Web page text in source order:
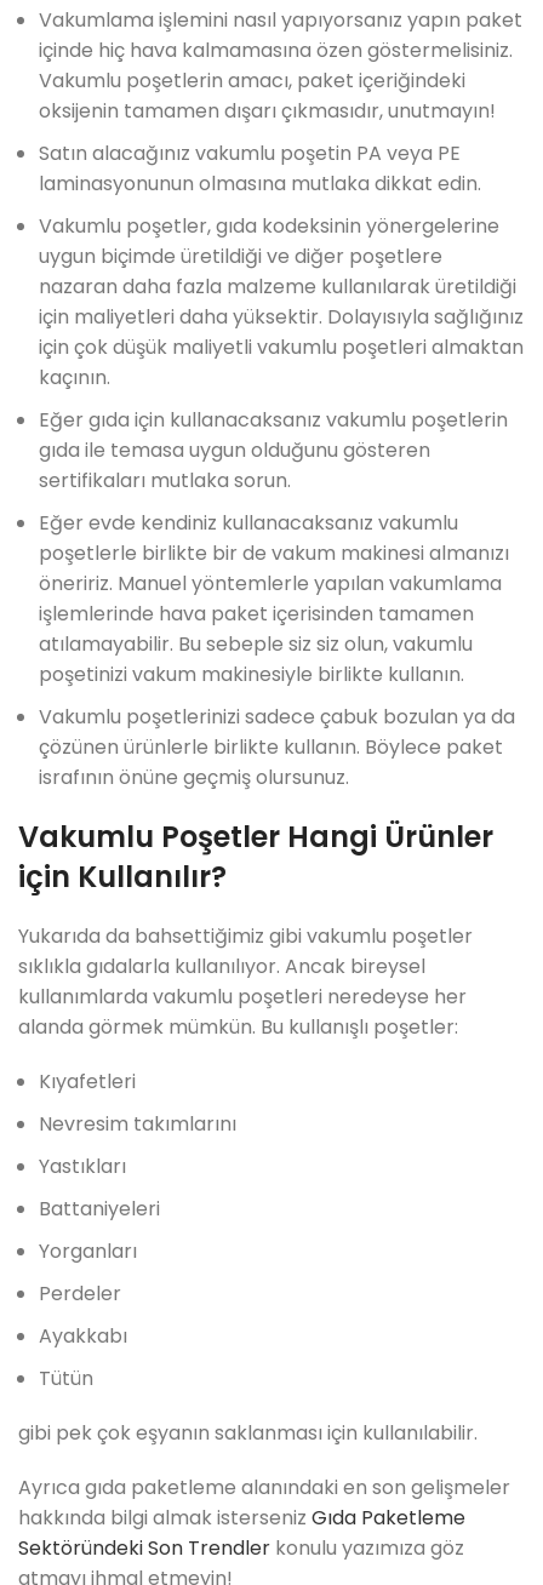
Vakumlama işlemini nasıl yapıyorsanız yapın paket
içinde hiç hava kalmamasına özen göstermelisiniz.
Vakumlu poşetlerin amacı, paket içeriğindeki
oksijenin tamamen dışarı çıkmasıdır, unutmayın!
Satın alacağınız vakumlu poşetin PA veya PE
laminasyonunun olmasına mutlaka dikkat edin.
Vakumlu poşetler, gıda kodeksinin yönergelerine
uygun biçimde üretildiği ve diğer poşetlere
nazaran daha fazla malzeme kullanılarak üretildiği
için maliyetleri daha yüksektir. Dolayısıyla sağlığınız
için çok düşük maliyetli vakumlu poşetleri almaktan
kaçının.
Eğer gıda için kullanacaksanız vakumlu poşetlerin
gıda ile temasa uygun olduğunu gösteren
sertifikaları mutlaka sorun.
Eğer evde kendiniz kullanacaksanız vakumlu
poşetlerle birlikte bir de vakum makinesi almanızı
öneririz. Manuel yöntemlerle yapılan vakumlama
işlemlerinde hava paket içerisinden tamamen
atılamayabilir. Bu sebeple siz siz olun, vakumlu
poşetinizi vakum makinesiyle birlikte kullanın.
Vakumlu poşetlerinizi sadece çabuk bozulan ya da
çözünen ürünlerle birlikte kullanın. Böylece paket
israfının önüne geçmiş olursunuz.
Vakumlu Poşetler Hangi Ürünler
için Kullanılır?
Yukarıda da bahsettiğimiz gibi vakumlu poşetler
sıklıkla gıdalarla kullanılıyor. Ancak bireysel
kullanımlarda vakumlu poşetleri neredeyse her
alanda görmek mümkün. Bu kullanışlı poşetler:
Kıyafetleri
Nevresim takımlarını
Yastıkları
Battaniyeleri
Yorganları
Perdeler
Ayakkabı
Tütün
gibi pek çok eşyanın saklanması için kullanılabilir.
Ayrıca gıda paketleme alanındaki en son gelişmeler
hakkında bilgi almak isterseniz Gıda Paketleme
Sektöründeki Son Trendler konulu yazımıza göz
atmayı ihmal etmeyin!